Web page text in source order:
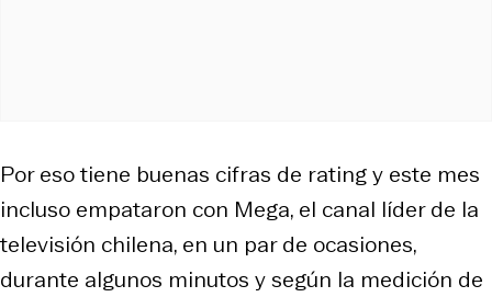
Por eso tiene buenas cifras de rating y este mes
incluso empataron con Mega, el canal líder de la
televisión chilena, en un par de ocasiones,
durante algunos minutos y según la medición de